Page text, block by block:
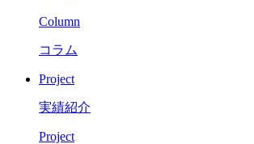
Column
コラム
Project
実績紹介
Project